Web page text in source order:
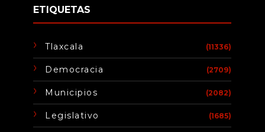
ETIQUETAS
Tlaxcala (11336)
Democracia (2709)
Municipios (2082)
Legislativo (1685)